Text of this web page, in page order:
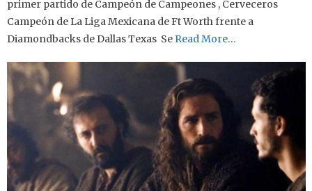
primer partido de Campeón de Campeones , Cerveceros
Campeón de La Liga Mexicana de Ft Worth frente a
Diamondbacks de Dallas Texas Se Read More…